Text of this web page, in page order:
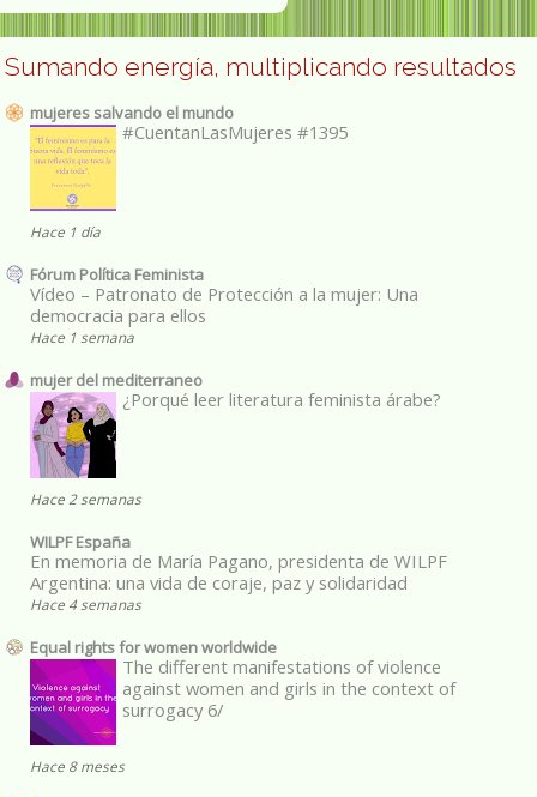
Sumando energía, multiplicando resultados
mujeres salvando el mundo
#CuentanLasMujeres #1395
Hace 1 día
Fórum Política Feminista
Vídeo – Patronato de Protección a la mujer: Una
democracia para ellos
Hace 1 semana
mujer del mediterraneo
¿Porqué leer literatura feminista árabe?
Hace 2 semanas
WILPF España
En memoria de María Pagano, presidenta de WILPF
Argentina: una vida de coraje, paz y solidaridad
Hace 4 semanas
Equal rights for women worldwide
The different manifestations of violence
against women and girls in the context of
surrogacy 6/
Hace 8 meses